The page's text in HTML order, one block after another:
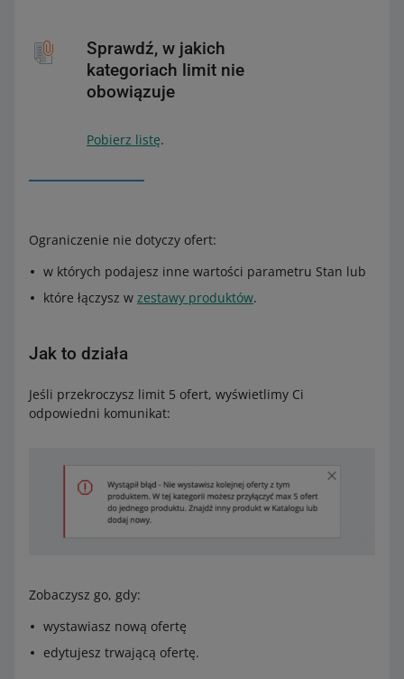
Sprawdź, w jakich
kategoriach limit nie
obowiązuje
Pobierz listę.
Ograniczenie nie dotyczy ofert:
w których podajesz inne wartości parametru Stan lub
które łączysz w zestawy produktów.
Jak to działa
Jeśli przekroczysz limit 5 ofert, wyświetlimy Ci
odpowiedni komunikat:
Zobaczysz go, gdy:
wystawiasz nową ofertę
edytujesz trwającą ofertę.